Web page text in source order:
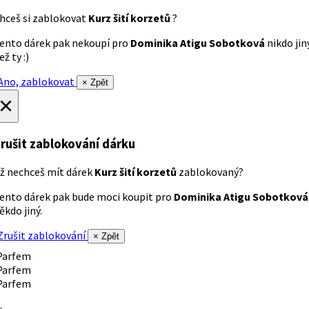
si zablokovat Kurz šití korzetů ?
dárek pak nekoupí pro Dominika Atigu Sobotková nikdo
ty :)
zablokovat
× Zpět
zablokování dárku
nechceš mít dárek Kurz šití korzetů zablokovaný?
dárek pak bude moci koupit pro Dominika Atigu Sobotková
jiný.
zablokování
× Zpět